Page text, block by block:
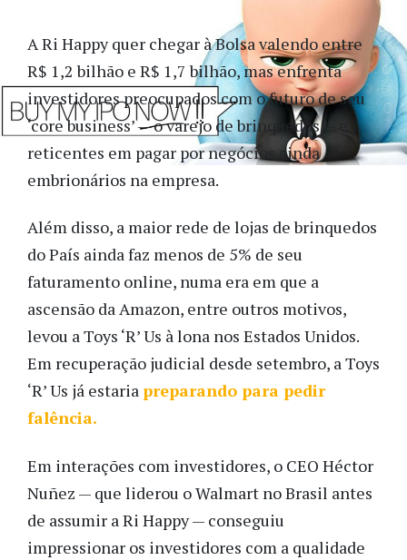
A Ri Happy quer chegar à Bolsa valendo entre
R$ 1,2 bilhão e R$ 1,7 bilhão, mas enfrenta
investidores preocupados com o futuro de seu
‘core business’— o varejo debrinquedos —
reticentes em pagar por negócios ainda
embrionários na empresa.
Além disso, a maior rede de lojas de brinquedos
do País ainda faz menos de 5% de seu
faturamento online, numa era em que a
ascensão da Amazon, entre outros motivos,
levou a Toys ‘R’ Us à lona nos Estados Unidos.
Em recuperação judicial desde setembro, a Toys
‘R’ Us já estariapreparando para pedir
falência.
Em interações com investidores, o CEO Héctor
Nuñez — que liderou o Walmart no Brasil antes
de assumir a Ri Happy— conseguiu
impressionar os investidores com a qualidade